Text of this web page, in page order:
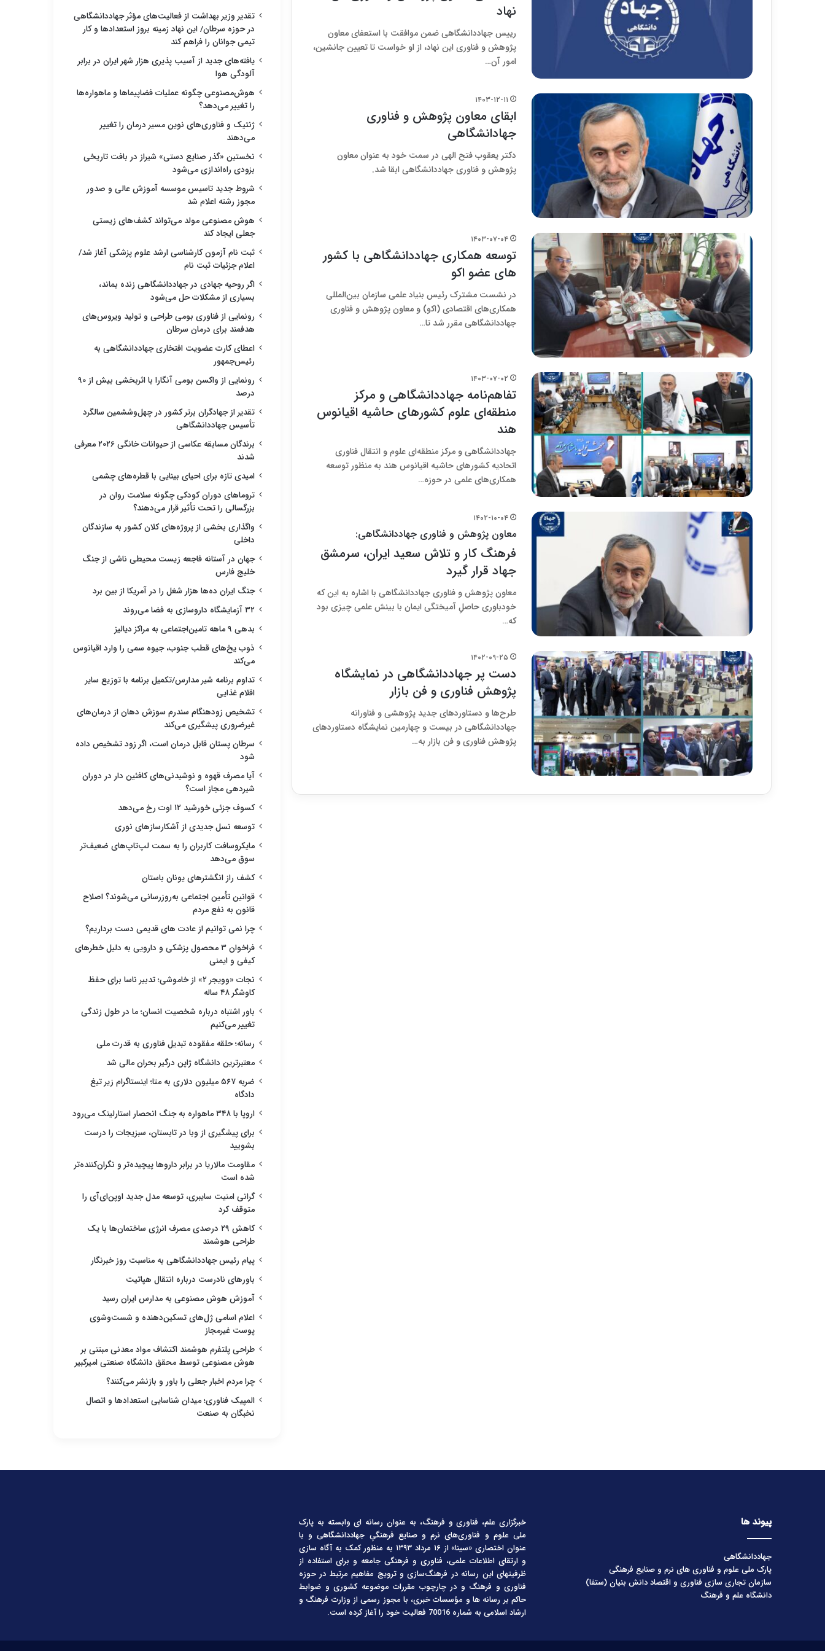
نهاد
رییس جهاددانشگاهی ضمن موافقت با استعفای معاون
پژوهش و فناوری این نهاد، از او خواست تا تعیین جانشین،
امور آن…
۱۴۰۳-۱۲-۱۱
ابقای معاون پژوهش و فناوری
جهادانشگاهی
دکتر یعقوب فتح الهی در سمت خود به عنوان معاون
پژوهش و فناوری جهاددانشگاهی ابقا شد.
۱۴۰۳-۰۷-۰۴
توسعه همکاری جهاددانشگاهی با کشور
های عضو اکو
در نشست مشترک رئیس بنیاد علمی سازمان بین‌المللی
همکاری‌های اقتصادی (اکو) و معاون پژوهش و فناوری
جهاددانشگاهی مقرر شد تا…
۱۴۰۳-۰۷-۰۲
تفاهم‌نامه جهاددانشگاهی و مرکز
منطقه‌ای علوم کشورهای حاشیه اقیانوس
هند
جهاددانشگاهی و مرکز منطقه‌ای علوم و انتقال فناوری
اتحادیه کشورهای حاشیه اقیانوس هند به منظور توسعه
همکاری‌های علمی در حوزه…
۱۴۰۲-۱۰-۰۴
معاون پژوهش و فناوری جهاددانشگاهی:
فرهنگ کار و تلاش سعید ایران، سرمشق
جهاد قرار گیرد
معاون پژوهش و فناوری جهاددانشگاهی با اشاره به این که
خودباوری حاصلِ آمیختگی ایمان با بینش علمی چیزی بود
که…
۱۴۰۲-۰۹-۲۵
دست پر جهاددانشگاهی در نمایشگاه
پژوهش فناوری و فن بازار
طرح‌ها و دستاوردهای جدید پژوهشی و فناورانه
جهاددانشگاهی در بیست و چهارمین نمایشگاه دستاوردهای
پژوهش فناوری و فن بازار به…
تقدیر وزیر بهداشت از فعالیت‌های مؤثر جهاددانشگاهی
در حوزه سرطان/ این نهاد زمینه بروز استعدادها و کار
تیمی جوانان را فراهم کند
یافته‌های جدید از آسیب پذیری هزار شهر ایران در برابر
آلودگی هوا
هوش‌مصنوعی چگونه عملیات فضاپیماها و ماهواره‌ها
را تغییر می‌دهد؟
ژنتیک و فناوری‌های نوین مسیر درمان را تغییر
می‌دهند
نخستین «گذر صنایع دستی» شیراز در بافت تاریخی
بزودی راه‌اندازی می‌شود
شروط جدید تاسیس موسسه آموزش عالی و صدور
مجوز رشته اعلام شد
هوش مصنوعی مولد می‌تواند کشف‌های زیستی
جعلی ایجاد کند
ثبت نام آزمون کارشناسی ارشد علوم پزشکی آغاز شد/
اعلام جزئیات ثبت نام
اگر روحیه جهادی در جهاددانشگاهی زنده بماند،
بسیاری از مشکلات حل می‌شود
رونمایی از فناوری بومی طراحی و تولید ویروس‌های
هدفمند برای درمان سرطان
اعطای کارت عضویت افتخاری جهاددانشگاهی به
رئیس‌جمهور
رونمایی از واکسن بومی آنگارا با اثربخشی بیش از ۹۰
درصد
تقدیر از جهادگران برتر کشور در چهل‌وششمین سالگرد
تأسیس جهاددانشگاهی
برندگان مسابقه عکاسی از حیوانات خانگی ۲۰۲۶ معرفی
شدند
امیدی تازه برای احیای بینایی با قطره‌های چشمی
تروماهای دوران کودکی چگونه سلامت روان در
بزرگسالی را تحت تأثیر قرار می‌دهند؟
واگذاری بخشی از پروژه‌های کلان کشور به سازندگان
داخلی
جهان در آستانه فاجعه زیست محیطی ناشی از جنگ
خلیج فارس
جنگ ایران ده‌ها هزار شغل را در آمریکا از بین برد
۳۲ آزمایشگاه داروسازی به فضا می‌روند
بدهی ۹ ماهه تامین‌اجتماعی به مراکز دیالیز
ذوب یخ‌های قطب جنوب، جیوه سمی را وارد اقیانوس
می‌کند
تداوم برنامه شیر مدارس/تکمیل برنامه با توزیع سایر
اقلام غذایی
تشخیص زودهنگام سندرم سوزش دهان از درمان‌های
غیرضروری پیشگیری می‌کند
سرطان پستان قابل درمان است، اگر زود تشخیص داده
شود
آیا مصرف قهوه و نوشیدنی‌های کافئین دار در دوران
شیردهی مجاز است؟
کسوف جزئی خورشید ۱۲ اوت رخ می‌دهد
توسعه نسل جدیدی از آشکارسازهای نوری
مایکروسافت کاربران را به سمت لپ‌تاپ‌های ضعیف‌تر
سوق می‌دهد
کشف راز انگشترهای یونان باستان
قوانین تأمین اجتماعی به‌روزرسانی می‌شوند؟ اصلاح
قانون به نفع مردم
چرا نمی توانیم از عادت های قدیمی دست برداریم؟
فراخوان ۳ محصول پزشکی و دارویی به دلیل خطرهای
کیفی و ایمنی
نجات «وویجر ۲» از خاموشی؛ تدبیر ناسا برای حفظ
کاوشگر ۴۸ ساله
باور اشتباه درباره شخصیت انسان؛ ما در طول زندگی
تغییر می‌کنیم
رسانه؛ حلقه مفقوده تبدیل فناوری به قدرت ملی
معتبرترین دانشگاه ژاپن درگیر بحران مالی شد
ضربه ۵۶۷ میلیون دلاری به متا؛ اینستاگرام زیر تیغ
دادگاه
اروپا با ۳۴۸ ماهواره به جنگ انحصار استارلینک می‌رود
برای پیشگیری از وبا در تابستان، سبزیجات را درست
بشویید
مقاومت مالاریا در برابر داروها پیچیده‌تر و نگران‌کننده‌تر
شده است
گرانی امنیت سایبری، توسعه مدل جدید اوپن‌ای‌آی را
متوقف کرد
کاهش ۲۹ درصدی مصرف انرژی ساختمان‌ها با یک
طراحی هوشمند
پیام رئیس جهاددانشگاهی به مناسبت روز خبرنگار
باورهای نادرست درباره انتقال هپاتیت
آموزش هوش مصنوعی به مدارس ایران رسید
اعلام اسامی ژل‌های تسکین‌دهنده و شست‌وشوی
پوست غیرمجاز
طراحی پلتفرم هوشمند اکتشاف مواد معدنی مبتنی بر
هوش مصنوعی توسط محقق دانشگاه صنعتی امیرکبیر
چرا مردم اخبار جعلی را باور و بازنشر می‌کنند؟
المپیک فناوری؛ میدان شناسایی استعدادها و اتصال
نخبگان به صنعت
پیوند ها
جهاددانشگاهی
پارک ملی علوم و فناوری های نرم و صنایع فرهنگی
سازمان تجاری سازی فناوری و اقتصاد دانش بنیان (ستفا)
دانشگاه علم و فرهنگ
خبرگزاری علم، فناوری و فرهنگ، به عنوان رسانه ای وابسته به پارک
ملی علوم و فناوری‌های نرم و صنایع فرهنگیِ جهاددانشگاهی و با
عنوان اختصاری «سینا» از ۱۶ مرداد ۱۳۹۳ به منظور کمک به آگاه سازی
و ارتقای اطلاعات علمی، فناوری و فرهنگی جامعه و برای استفاده از
ظرفیتهای این رسانه در فرهنگ‌سازی و ترویج مفاهیم مرتبط در حوزه
فناوری و فرهنگ و در چارچوب مقررات موضوعه کشوری و ضوابط
حاکم بر رسانه ها و مؤسسات خبری، با مجوز رسمی از وزارت فرهنگ و
ارشاد اسلامی به شماره 70016 فعالیت خود را آغاز کرده است.